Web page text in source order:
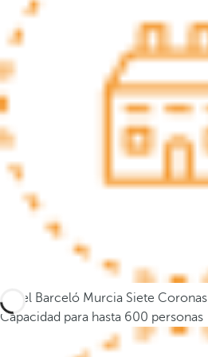
e
m
u
e
v
e
a
r
a
Hotel Barceló Murcia Siete Coronas
Capacidad para hasta 600 personas